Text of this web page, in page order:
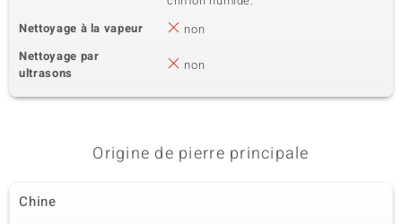
Nettoyage à la vapeur
non
Nettoyage par
ultrasons
non
Origine de pierre principale
Chine